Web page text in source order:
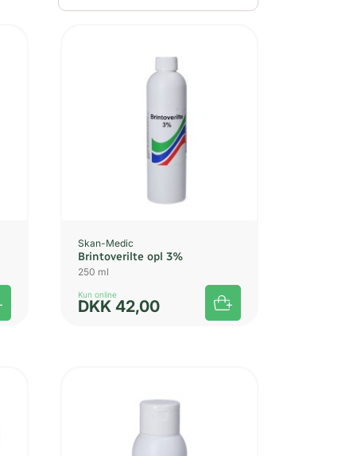
Skan-Medic
Brintoverilte opl 3%
250 ml
Kun online
DKK 42,00